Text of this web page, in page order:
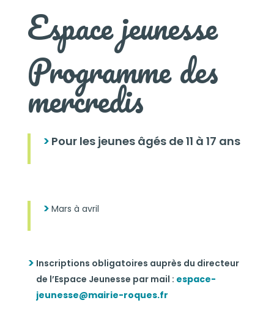
Espace jeunesse
Programme des
mercredis
Pour les jeunes âgés de 11 à 17 ans
Mars à avril
Inscriptions obligatoires auprès du directeur
de l’Espace Jeunesse par mail : espace-
jeunesse@mairie-roques.fr